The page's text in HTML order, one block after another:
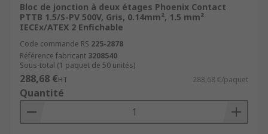
Plusieurs tailles disponibles
Les borniers sont disponibles dans plusieurs
tailles pour s'adapter à différents modèles de
câbles et utilisations, les tailles les plus
courantes sont :
10 mm²: Adaptée pour des câbles de faible
Bloc de jonction à deux étages Phoenix Contact
PTTB 1.5/S-PV 500V, Gris, 0.14mm², 1.5 mm²
IECEx/ATEX 2 Enfichable
Code commande RS 225-2878
Référence fabricant 3208540
Sous-total (1 paquet de 50 unités)
288,68 €HT 288,68 €/paquet
Quantité